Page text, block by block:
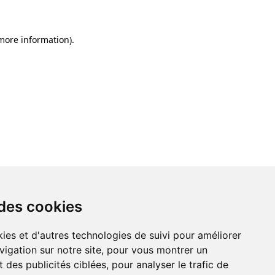
cookies
et d'autres technologies de suivi pour améliorer
sur notre site, pour vous montrer un
des publicités ciblées, pour analyser le trafic de
cookies
et d'autres technologies de suivi pour améliorer
sur notre site, pour vous montrer un
des publicités ciblées, pour analyser le trafic de
information).